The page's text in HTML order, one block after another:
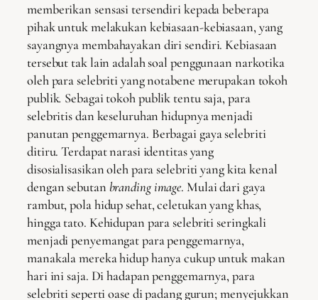
memberikan sensasi tersendiri kepada beberapa
pihak untuk melakukan kebiasaan-kebiasaan, yang
sayangnya membahayakan diri sendiri. Kebiasaan
tersebut tak lain adalah soal penggunaan narkotika
oleh para selebriti yang notabene merupakan tokoh
publik. Sebagai tokoh publik tentu saja, para
selebritis dan keseluruhan hidupnya menjadi
panutan penggemarnya. Berbagai gaya selebriti
ditiru. Terdapat narasi identitas yang
disosialisasikan oleh para selebriti yang kita kenal
dengan sebutan branding image. Mulai dari gaya
rambut, pola hidup sehat, celetukan yang khas,
hingga tato. Kehidupan para selebriti seringkali
menjadi penyemangat para penggemarnya,
manakala mereka hidup hanya cukup untuk makan
hari ini saja. Di hadapan penggemarnya, para
selebriti seperti oase di padang gurun; menyejukkan